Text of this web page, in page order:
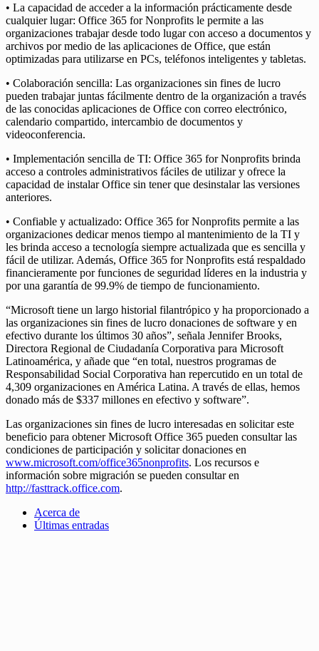
• La capacidad de acceder a la información prácticamente desde
cualquier lugar: Office 365 for Nonprofits le permite a las
organizaciones trabajar desde todo lugar con acceso a documentos y
archivos por medio de las aplicaciones de Office, que están
optimizadas para utilizarse en PCs, teléfonos inteligentes y tabletas.
• Colaboración sencilla: Las organizaciones sin fines de lucro
pueden trabajar juntas fácilmente dentro de la organización a través
de las conocidas aplicaciones de Office con correo electrónico,
calendario compartido, intercambio de documentos y
videoconferencia.
• Implementación sencilla de TI: Office 365 for Nonprofits brinda
acceso a controles administrativos fáciles de utilizar y ofrece la
capacidad de instalar Office sin tener que desinstalar las versiones
anteriores.
• Confiable y actualizado: Office 365 for Nonprofits permite a las
organizaciones dedicar menos tiempo al mantenimiento de la TI y
les brinda acceso a tecnología siempre actualizada que es sencilla y
fácil de utilizar. Además, Office 365 for Nonprofits está respaldado
financieramente por funciones de seguridad líderes en la industria y
por una garantía de 99.9% de tiempo de funcionamiento.
“Microsoft tiene un largo historial filantrópico y ha proporcionado a
las organizaciones sin fines de lucro donaciones de software y en
efectivo durante los últimos 30 años”, señala Jennifer Brooks,
Directora Regional de Ciudadanía Corporativa para Microsoft
Latinoamérica, y añade que “en total, nuestros programas de
Responsabilidad Social Corporativa han repercutido en un total de
4,309 organizaciones en América Latina. A través de ellas, hemos
donado más de $337 millones en efectivo y software”.
Las organizaciones sin fines de lucro interesadas en solicitar este
beneficio para obtener Microsoft Office 365 pueden consultar las
condiciones de participación y solicitar donaciones en
www.microsoft.com/office365nonprofits. Los recursos e
información sobre migración se pueden consultar en
http://fasttrack.office.com.
Acerca de
Últimas entradas